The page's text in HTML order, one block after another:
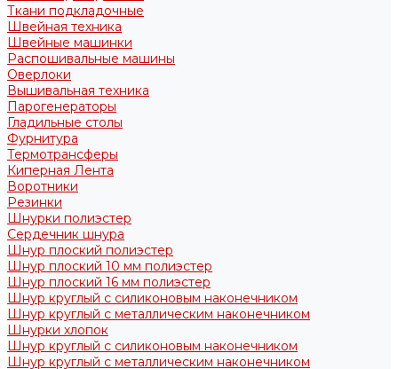
Ткани подкладочные
Швейная техника
Швейные машинки
Распошивальные машины
Оверлоки
Вышивальная техника
Парогенераторы
Гладильные столы
Фурнитура
Термотрансферы
Киперная Лента
Воротники
Резинки
Шнурки полиэстер
Сердечник шнура
Шнур плоский полиэстер
Шнур плоский 10 мм полиэстер
Шнур плоский 16 мм полиэстер
Шнур круглый с силиконовым наконечником
Шнур круглый с металлическим наконечником
Шнурки хлопок
Шнур круглый с силиконовым наконечником
Шнур круглый с металлическим наконечником